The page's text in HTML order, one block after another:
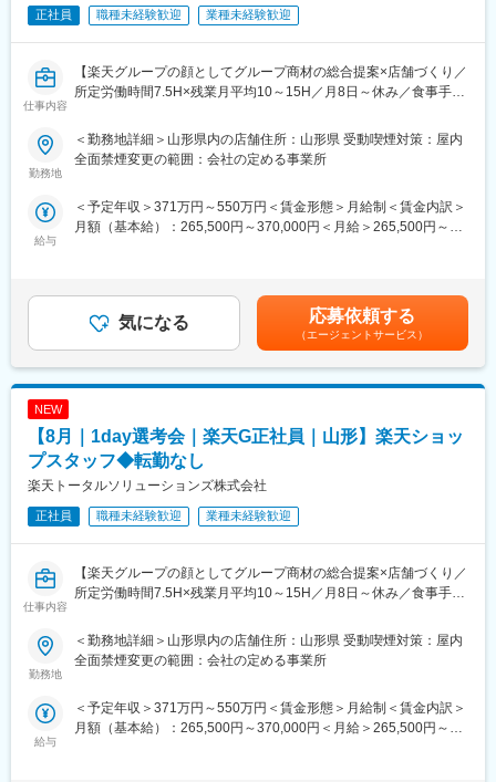
8/18 (火) 17:00～20:00
8/20 (木) 17:00～20:00
※ご応募時、参加可能日時をお知らせください。
・新規契約・機種変更の受付および提案
・料金プラン、楽天ポイント活用、楽天カード、各種サービスの
・スマホの初期設定・データ移行サポート
・問い合わせ対応
・店舗会議・研修への参加
・キャンペーン企画など、集客に向けた取り組み
■キャリアパス：
へステップアップが可能です。RSV経験後はマネジメントや本部
への異動の道もあり、長期的にキャリア形成ができます。まずは
入社後1年で店長昇格を目指していただきます。
■組織構成：
1店舗あたり店長1名、スタッフ5～15名で運営。チームワークを
重視し相談しやすい環境◎
変更の範囲：会社の定める業務
正社員 職種未経験歓迎 業種未経験歓迎
仕事内容
【楽天グループの顔としてグループ商材の総合提案×店舗づくり／
所定労働時間7.5H×残業月平均10～15H／月8日～休み／食事手当
楽天モバイルショップに来店されるお客様へ、スマートフォン・
料金プラン・楽天カード・楽天市場・楽天ポイントなど、楽天経
活をより豊かにするトータルサポートを行うポジションです。
・未経験の方も歓迎！充実した研修制度あり
【選考会の概要】
・形式： Web開催（事前に企業セミナー動画をご視聴いただきま
す）
【開催日時】
8/6 (木) 17:00～20:00
8/13 (木) 17:00～20:00
8/18 (火) 17:00～20:00
8/20 (木) 17:00～20:00
※ご応募時、参加可能日時をお知らせください。
・新規契約・機種変更の受付および提案
・料金プラン、楽天ポイント活用、楽天カード、各種サービスの
・スマホの初期設定・データ移行サポート
・問い合わせ対応
勤務地
＜勤務地詳細＞山形県内の店舗住所：山形県 受動喫煙対策：屋内
全面禁煙変更の範囲：会社の定める事業所
給与
＜予定年収＞371万円～550万円＜賃金形態＞月給制＜賃金内訳＞
月額（基本給）：265,500円～370,000円＜月給＞265,500円～
ます。月給(月額)は固定手当を含めた表記です。
気になる 応募依頼する
（エージェントサービス）
NEW
【8月｜1day選考会｜楽天G正社員｜山形】楽天ショッ
プスタッフ◆転勤なし
楽天トータルソリューションズ株式会社
正社員 職種未経験歓迎 業種未経験歓迎
仕事内容
【楽天グループの顔としてグループ商材の総合提案×店舗づくり／
所定労働時間7.5H×残業月平均10～15H／月8日～休み／食事手当
楽天モバイルショップに来店されるお客様へ、スマートフォン・
料金プラン・楽天カード・楽天市場・楽天ポイントなど、楽天経
活をより豊かにするトータルサポートを行うポジションです。
勤務地
＜勤務地詳細＞山形県内の店舗住所：山形県 受動喫煙対策：屋内
全面禁煙変更の範囲：会社の定める事業所
給与
＜予定年収＞371万円～550万円＜賃金形態＞月給制＜賃金内訳＞
月額（基本給）：265,500円～370,000円＜月給＞265,500円～